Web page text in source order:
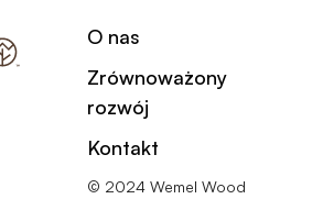
O nas
Zrównoważony
rozwój
Kontakt
© 2024 Wemel Wood